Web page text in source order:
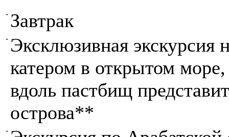
- Завтрак
- Эксклюзивная экскурсия
катером в открытом
вдоль пастбищ
острова**
-